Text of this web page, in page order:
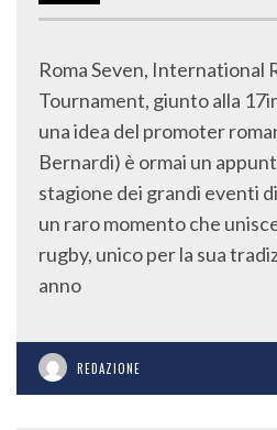
Roma Seven, International
Tournament, giunto alla
una idea del promoter
Bernardi) è ormai un
stagione dei grandi eventi
un raro momento che
rugby, unico per la sua
anno
REDAZIONE